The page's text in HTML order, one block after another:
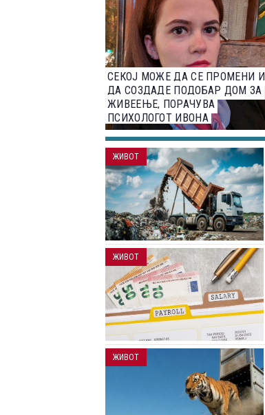
СЕКОЈ МОЖЕ ДА СЕ ПРОМЕНИ И
ДА СОЗДАДЕ ПОДОБАР ДОМ ЗА
ЖИВЕЕЊЕ, ПОРАЧУВА
ПСИХОЛОГОТ ИВОНА
ПАУНОВСКИ
ЖИВОТ
ЖИВОТ
ЖИВОТ